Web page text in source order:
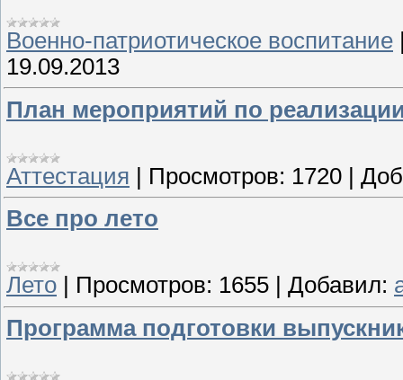
Военно-патриотическое воспитание
19.09.2013
План мероприятий по
Аттестация | Просмотров: 1720 |
Все про лето
Лето Просмотров: 1655 Добавил:
Программа подготовки